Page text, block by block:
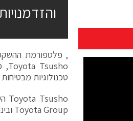
, פלטפורמת
טכנולוגיות
Toyota Group וביניהן Toyota Motor, Daihatsu ו-Denso.